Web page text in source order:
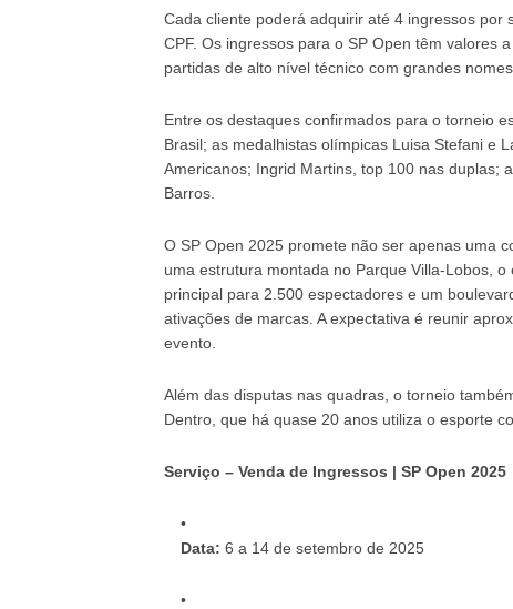
Cada cliente poderá adquirir até 4 ingressos
CPF. Os ingressos para o SP Open têm valores
partidas de alto nível técnico com grandes
Entre os destaques confirmados para o torneio
Brasil; as medalhistas olímpicas Luisa Stefani e
Americanos; Ingrid Martins, top 100 nas duplas;
Barros.
O SP Open 2025 promete não ser apenas uma
uma estrutura montada no Parque Villa-Lobos,
principal para 2.500 espectadores e um
ativações de marcas. A expectativa é reunir
evento.
Além das disputas nas quadras, o torneio
Dentro, que há quase 20 anos utiliza o esporte
Serviço – Venda de Ingressos | SP Open 2025
Data: 6 a 14 de setembro de 2025